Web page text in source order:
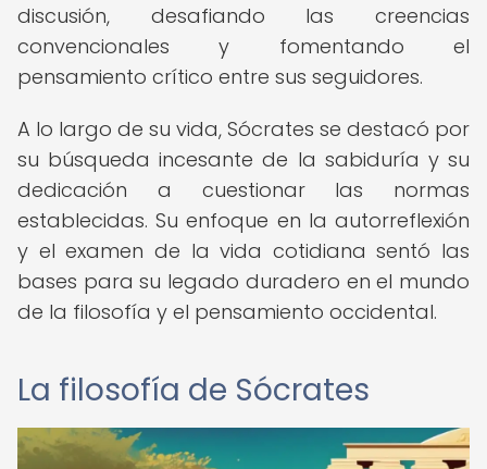
discusión, desafiando las creencias
convencionales y fomentando el
pensamiento crítico entre sus seguidores.
A lo largo de su vida, Sócrates se destacó por
su búsqueda incesante de la sabiduría y su
dedicación a cuestionar las normas
establecidas. Su enfoque en la autorreflexión
y el examen de la vida cotidiana sentó las
bases para su legado duradero en el mundo
de la filosofía y el pensamiento occidental.
La filosofía de Sócrates